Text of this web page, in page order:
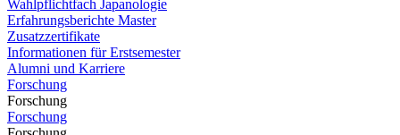
Wahlpflichtfach Japanologie
Erfahrungsberichte Master
Zusatzzertifikate
Informationen für Erstsemester
Alumni und Karriere
Forschung
Forschung
Forschung